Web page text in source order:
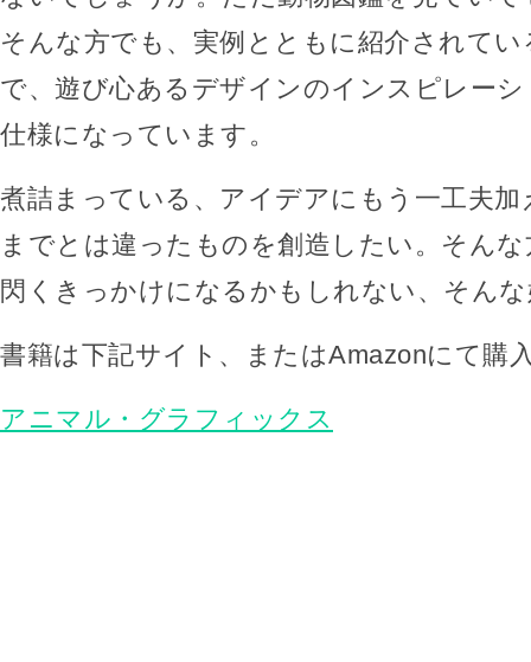
そんな方でも、実例とともに紹介されて
で、遊び心あるデザインのインスピレー
仕様になっています。
煮詰まっている、アイデアにもう一工夫
までとは違ったものを創造したい。そん
閃くきっかけになるかもしれない、そん
書籍は下記サイト、またはAmazonにて購
アニマル・グラフィックス